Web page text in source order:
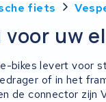
fiets
voor uw
bikes levert voor
of in het
de connector zijn